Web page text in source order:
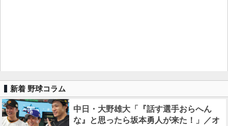
新着 野球コラム
中日・大野雄大「『話す選手おらへん
な』と思ったら坂本勇人が来た！」／オ